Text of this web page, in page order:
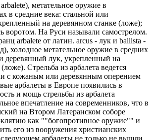
метательное оружие в
в средние века: стальной или
на деревянном станке (ложе);
воротом. На Руси называли самострелом.
arbalete от латин. arcus - лук и ballista -
холодное метательное оружие в средних
деревянный лук, укрепленный на
Стрельба из арбалета ведется
с кожаным или деревянным оперением
арбалеты в Европе появились в
и мощь стрельбы из арбалета
впечатление на современников, что в
на Втором Латеранском соборе
как ""богопротивное оружие"" и
его из вооружения христианских
арбалеты не только не вышли